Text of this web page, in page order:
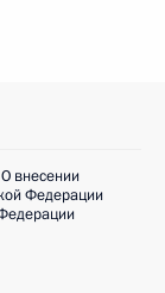
внесении
Федерации